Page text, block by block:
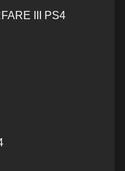
III PS4